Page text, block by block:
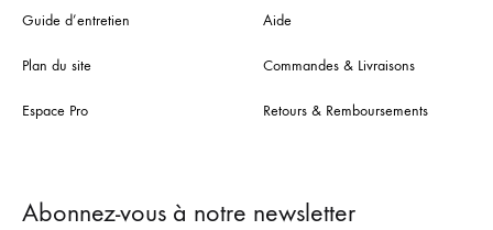
Guide d’entretien
Plan du site
Espace Pro
Aide
Commandes & Livraisons
Retours & Remboursements
Abonnez-vous à notre newsletter